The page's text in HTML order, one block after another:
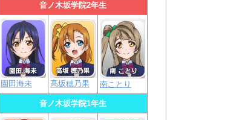
音ノ木坂学院2年生
園田海未 高坂穂乃果 南ことり
音ノ木坂学院1年生